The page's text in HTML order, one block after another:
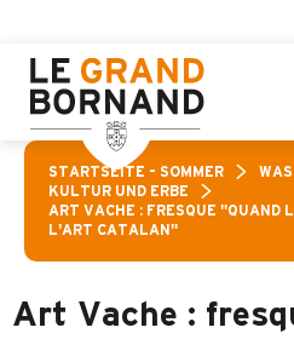
contenu
principal
STARTSEITE – SOMMER
KULTUR UND ERBE
ART VACHE : FRESQUE "QUAND
L'ART CATALAN"
Art Vache :